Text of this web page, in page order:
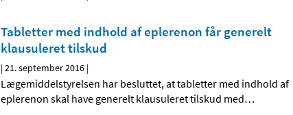
Tabletter med indhold af eplerenon får generelt
klausuleret tilskud
|21. september 2016 |
Lægemiddelstyrelsen har besluttet, at tabletter med indhold af
eplerenon skal have generelt klausuleret tilskud med…